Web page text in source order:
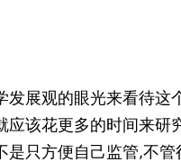
展观的眼光来看待这
该花更多的时间来研
只方便自己监管,不管